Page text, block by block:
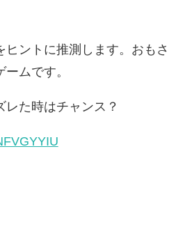
ヒントに推測します。おもさ
ムです。
た時はチャンス？